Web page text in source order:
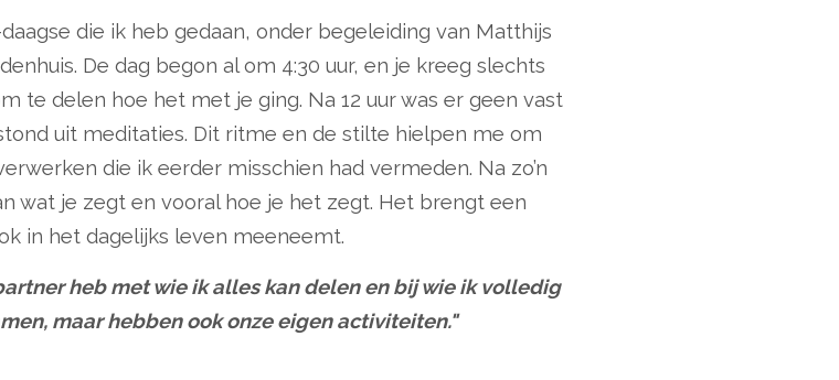
die ik heb gedaan, onder begeleiding van Matthijs
De dag begon al om 4:30 uur, en je kreeg slechts
te delen hoe het met je ging. Na 12 uur was er geen vast
uit meditaties. Dit ritme en de stilte hielpen me om
die ik eerder misschien had vermeden. Na zo’n
wat je zegt en vooral hoe je het zegt. Het brengt een
in het dagelijks leven meeneemt.
heb met wie ik alles kan delen en bij wie ik volledig
maar hebben ook onze eigen activiteiten."